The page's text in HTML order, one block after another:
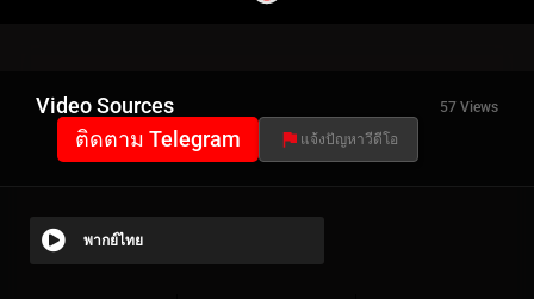
Video Sources 57 Views
ติดตาม Telegram แจ้งปัญหาวีดีโอ
พากย์ไทย